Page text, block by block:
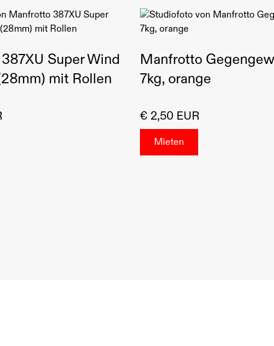
Super Wind
mit Rollen
Manfrotto
7kg, orange
€ 2,50 EUR